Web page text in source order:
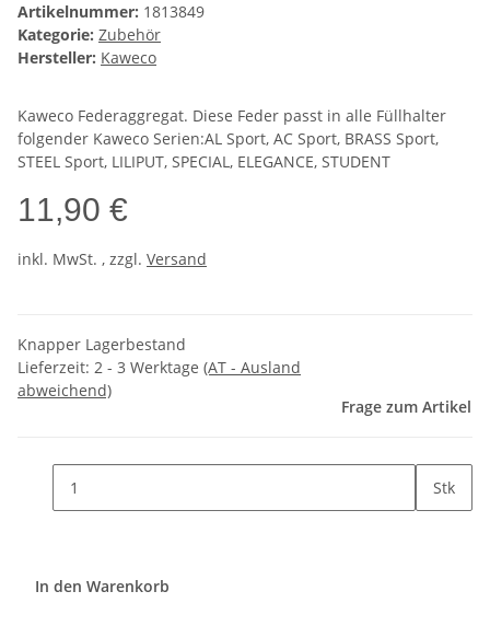
Artikelnummer: 1813849
Kategorie: Zubehör
Hersteller: Kaweco
Kaweco Federaggregat. Diese Feder passt in alle Füllhalter
folgender Kaweco Serien:AL Sport, AC Sport, BRASS Sport,
STEEL Sport, LILIPUT, SPECIAL, ELEGANCE, STUDENT
11,90 €
inkl. MwSt. , zzgl. Versand
Knapper Lagerbestand
Lieferzeit: 2 - 3 Werktage (AT - Ausland
abweichend)
Frage zum Artikel
Stk
In den Warenkorb